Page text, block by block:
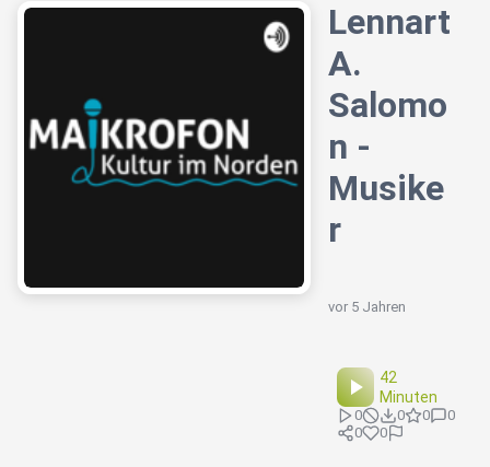
Lennart
A.
Salomo
n -
Musike
r
vor 5 Jahren
42
Minuten
0 0 0
0
0
0